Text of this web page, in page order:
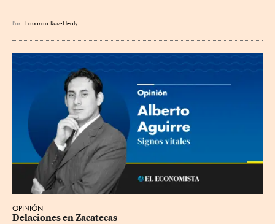
Por Eduardo Ruiz-Healy
OPINIÓN
Delaciones en Zacatecas